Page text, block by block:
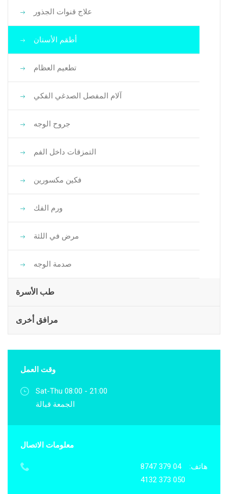
علاج قنوات الجذور
أطقم الأسنان
تطعيم العظام
آلام المفصل الصدغي الفكي
جروح الوجه
التمزقات داخل الفم
فكين مكسورين
ورم الفك
مرض في اللثة
صدمة الوجه
طب الأسرة
مرافق أخرى
وقت العمل
Sat-Thu 08:00 - 21:00
الجمعة قبالة
معلومات الاتصال
هاتف:
04 379 8747
050 373 4132